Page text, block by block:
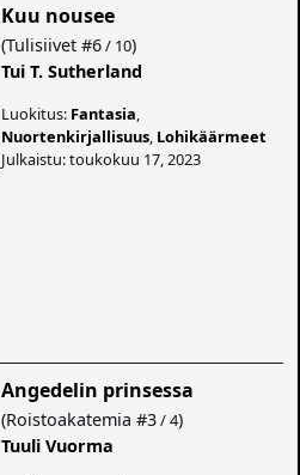
Kuu nousee
(Tulisiivet #6/ 10)
Tui T. Sutherland
Luokitus: Fantasia
Nuortenkirjallisuus Lohikäärmeet
Julkaistu: toukokuu 17, 2023
Angedelin prinsessa
(Roistoakatemia #3/ 4)
Tuuli Vuorma